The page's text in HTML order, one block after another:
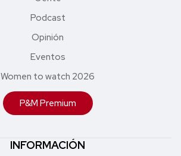
Podcast
Opinión
Eventos
Women to watch 2026
P&M Premium
INFORMACIÓN